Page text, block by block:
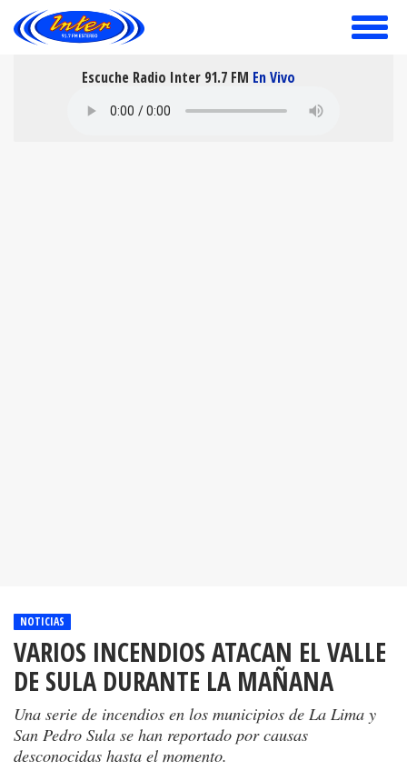
toggle
Escuche Radio Inter 91.7 FM En Vivo
NOTICIAS
VARIOS INCENDIOS ATACAN EL VALLE
DE SULA DURANTE LA MAÑANA
Una serie de incendios en los municipios de La Lima y
San Pedro Sula se han reportado por causas
desconocidas hasta el momento.